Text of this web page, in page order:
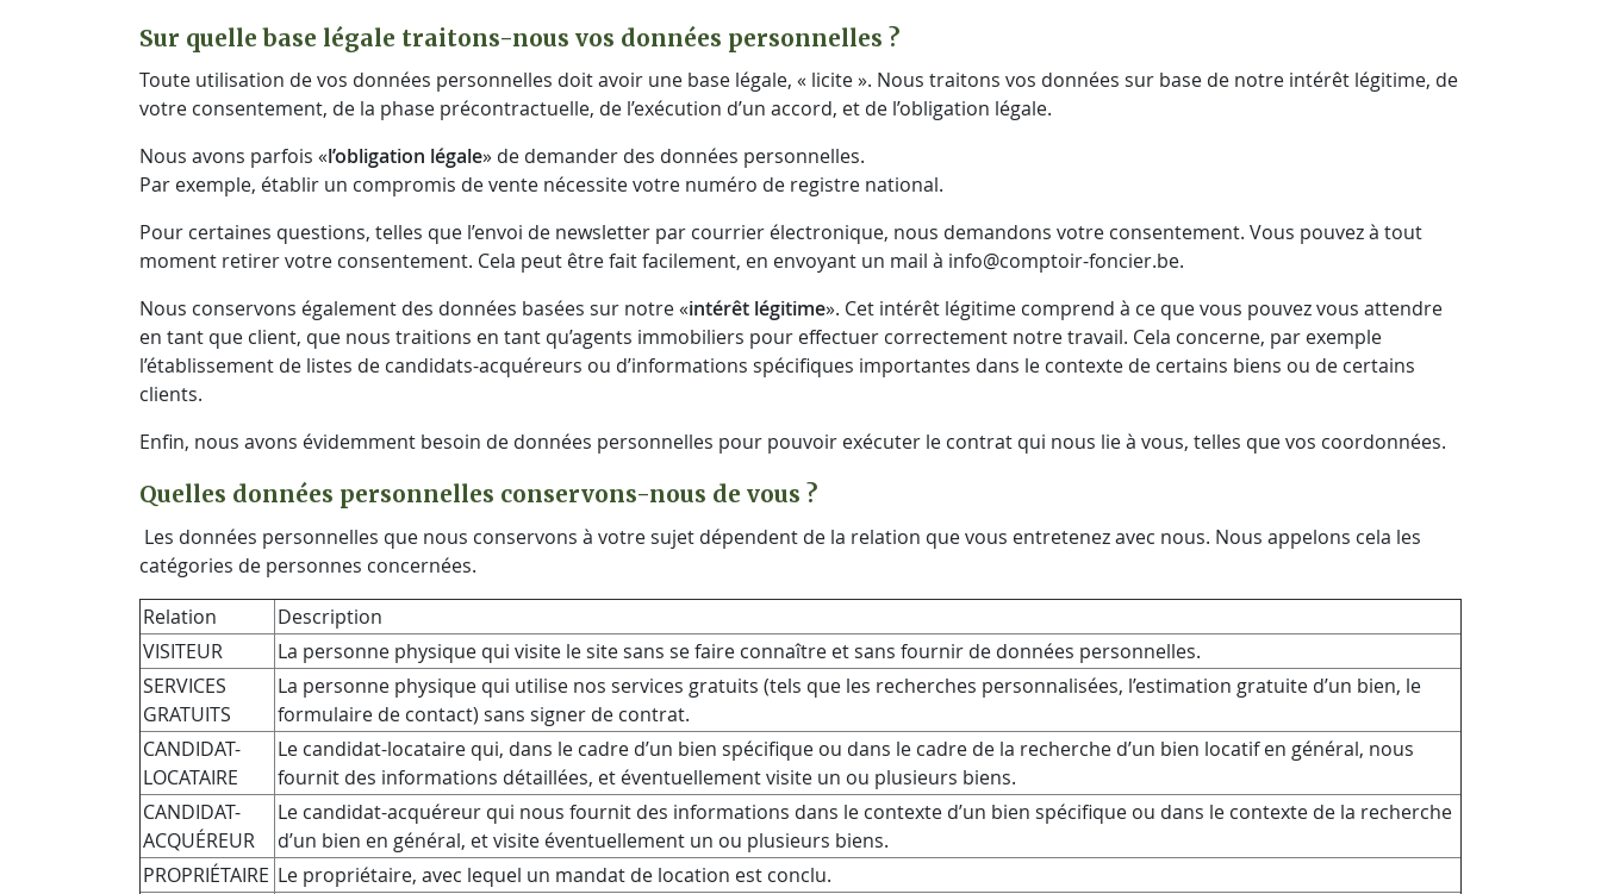
Sur quelle base légale traitons-nous vos données personnelles ?
Toute utilisation de vos données personnelles doit avoir une base légale, « licite ». Nous traitons vos données sur base de notre intérêt légitime, de
votre consentement, de la phase précontractuelle, de l’exécution d’un accord, et de l’obligation légale.
Nous avons parfois «l’obligation légale» de demander des données personnelles.
Par exemple, établir un compromis de vente nécessite votre numéro de registre national.
Pour certaines questions, telles que l’envoi de newsletter par courrier électronique, nous demandons votre consentement. Vous pouvez à tout
moment retirer votre consentement. Cela peut être fait facilement, en envoyant un mail à info@comptoir-foncier.be.
Nous conservons également des données basées sur notre «intérêt légitime». Cet intérêt légitime comprend à ce que vous pouvez vous attendre
en tant que client, que nous traitions en tant qu’agents immobiliers pour effectuer correctement notre travail. Cela concerne, par exemple
l’établissement de listes de candidats-acquéreurs ou d’informations spécifiques importantes dans le contexte de certains biens ou de certains
clients.
Enfin, nous avons évidemment besoin de données personnelles pour pouvoir exécuter le contrat qui nous lie à vous, telles que vos coordonnées.
Quelles données personnelles conservons-nous de vous ?
Les données personnelles que nous conservons à votre sujet dépendent de la relation que vous entretenez avec nous. Nous appelons cela les
catégories de personnes concernées.
Relation
Description
VISITEUR
La personne physique qui visite le site sans se faire connaître et sans fournir de données personnelles.
SERVICES
GRATUITS
La personne physique qui utilise nos services gratuits (tels que les recherches personnalisées, l’estimation gratuite d’un bien, le
formulaire de contact) sans signer de contrat.
CANDIDAT-
LOCATAIRE
Le candidat-locataire qui, dans le cadre d’un bien spécifique ou dans le cadre de la recherche d’un bien locatif en général, nous
fournit des informations détaillées, et éventuellement visite un ou plusieurs biens.
CANDIDAT-
ACQUÉREUR
Le candidat-acquéreur qui nous fournit des informations dans le contexte d’un bien spécifique ou dans le contexte de la recherche
d’un bien en général, et visite éventuellement un ou plusieurs biens.
PROPRIÉTAIRE Le propriétaire, avec lequel un mandat de location est conclu.